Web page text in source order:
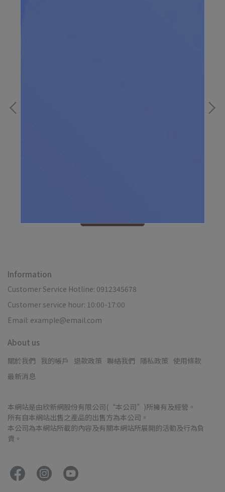
Information
Customer Service Hotline: 0912345678
Customer service hour: 10:00-17:00
Email: example@email.com
About us
關於我們 我的帳戶 退款政策 聯絡我們 隱私政策 使用條款
最新消息
本網站是由欣新網股份有限公司(“本公司”)所擁有及經營。
所有自本網站出售之產品的出售方為本公司。
本公司為本網站所載的內容及有關本網站所展開的活動及行為負
責。